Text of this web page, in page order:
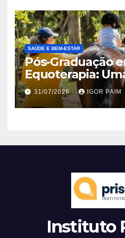
SAÚDE E BEM-ESTAR
Pós-Graduação
Equoterapia:
Abordagem
Terapêutica
31/07/2026 IGOR PAIM
Instituto